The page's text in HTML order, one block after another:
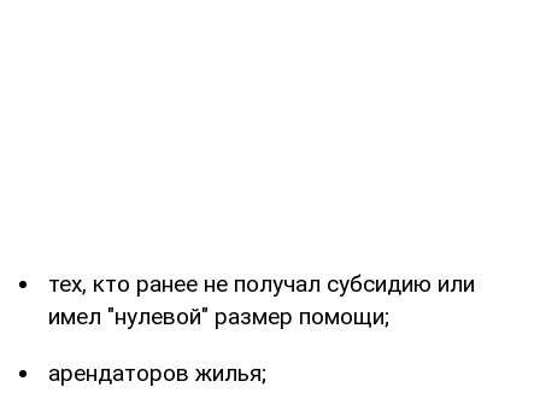
тех, кто ранее не получал субсидию или
имел "нулевой" размер помощи;
арендаторов жилья;